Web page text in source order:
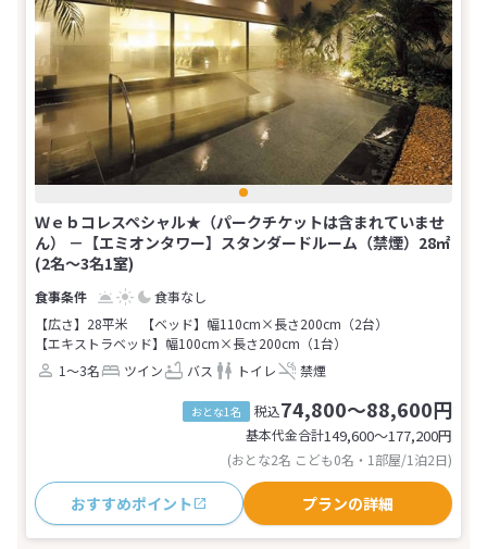
Ｗｅｂコレスペシャル★（パークチケットは含まれていませ
ん） －【エミオンタワー】スタンダードルーム（禁煙）28㎡
(2名～3名1室)
食事なし
【広さ】28平米
【ベッド】幅110cm×長さ200cm（2台）
【エキストラベッド】幅100cm×長さ200cm（1台）
1～3名
ツイン バス トイレ 禁煙
おとな1名 税込74,800～88,600円
基本代金合計149,600〜177,200円
(おとな2名 こども0名・1部屋/1泊2日)
おすすめポイント プランの詳細